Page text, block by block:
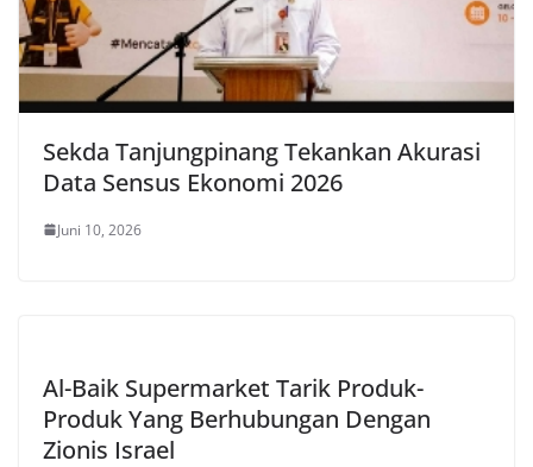
Sekda Tanjungpinang Tekankan Akurasi
Data Sensus Ekonomi 2026
Juni 10, 2026
Al-Baik Supermarket Tarik Produk-
Produk Yang Berhubungan Dengan
Zionis Israel